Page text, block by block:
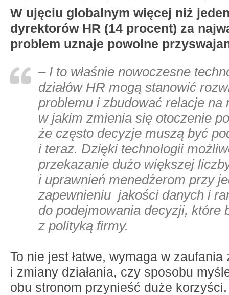
W ujęciu globalnym więcej niż
dyrektorów HR (14 procent) za
problem uznaje powolne
– I to właśnie nowoczesne
działów HR mogą stanowić
problemu i zbudować relacje na
w jakim zmienia się otoczenie
że często decyzje muszą być
i teraz. Dzięki technologii
przekazanie dużo większej
i uprawnień menedżerom przy
zapewnieniu jakości danych i
do podejmowania decyzji, które
z polityką firmy.
To nie jest łatwe, wymaga w zaufania
i zmiany działania, czy sposobu
obu stronom przynieść duże